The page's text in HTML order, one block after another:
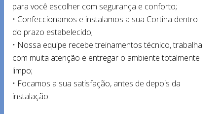
para você escolher com segurança e conforto;
• Confeccionamos e instalamos a sua Cortina dentro
do prazo estabelecido;
• Nossa equipe recebe treinamentos técnico, trabalha
com muita atenção e entregar o ambiente totalmente
limpo;
• Focamos a sua satisfação, antes de depois da
instalação.